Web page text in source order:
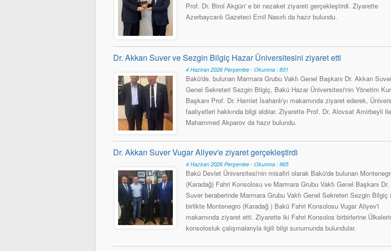
Prof. Dr. Birol Akgün' e bir nezaket ziyareti gerçekleştirdi. Ziyarette
Azerbaycanlı Gazeteci Emil Nasırlı da hazır bulundu.
Dr. Akkan Suver ve Sezgin Bilgiç Hazar Üniversitesini ziyaret etti
4 Haziran 2026 Perşembe - Okunma : 831
Bakü'de. bulunan Marmara Grubu Vakfı Genel Başkanı Dr. Akkan
Genel Sekreteri Sezgin Bilgiç, Bakü Hazar Üniversitesi'nin Yönetim
Başkanı Prof. Dr. Hamlet İsahanlı'yı makamında ziyaret ederek,
faaliyetleri hakkında bilgi aldılar. Ziyarette Prof. Dr. Alovsat Amirbeyli
Mahammed Akparov da hazır bulundu.
Dr. Akkan Suver Vugar Aliyev'e ziyaret gerçekleştirdi
4 Haziran 2026 Perşembe - Okunma : 865
Bakü Devlet Üniversitesi'nin misafiri olarak Bakü'de bulunan
(Karadağ) Fahri Konsolosu ve Marmara Grubu Vakfı Genel Başkanı
Suver beraberinde Marmara Grubu Vakfı Genel Sekreteri Sezgin Bilgiç
birlikte Montenegro (Karadağ ) Bakü Fahri Konsolosu Vugar Aliyev'i
makamında ziyaret etti. Ziyarette iki Fahri Konsolos birbirlerine
konsolosluk çalışmalarıyla ilgili bilgi sunumunda bulundular.